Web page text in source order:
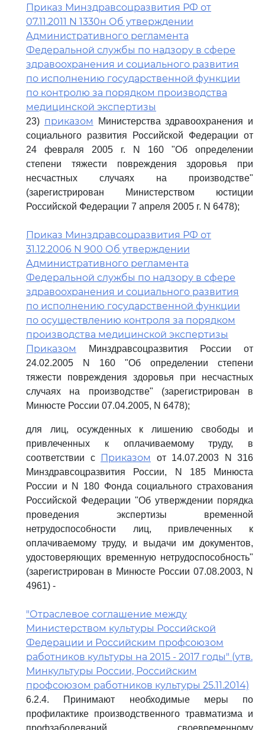
Приказ Минздравсоцразвития РФ от
07.11.2011 N 1330н Об утверждении
Административного регламента
Федеральной службы по надзору в сфере
здравоохранения и социального развития
по исполнению государственной функции
по контролю за порядком производства
медицинской экспертизы
23) приказом
Министерства здравоохранения и
социального развития Российской Федерации от
24 февраля 2005 г. N 160 "Об определении
степени тяжести повреждения здоровья при
несчастных случаях на производстве"
(зарегистрирован Министерством юстиции
Российской Федерации 7 апреля 2005 г. N 6478);
Приказ Минздравсоцразвития РФ от
31.12.2006 N 900 Об утверждении
Административного регламента
Федеральной службы по надзору в сфере
здравоохранения и социального развития
по исполнению государственной функции
по осуществлению контроля за порядком
производства медицинской экспертизы
Приказом
Минздравсоцразвития России от
24.02.2005 N 160 "Об определении степени
тяжести повреждения здоровья при несчастных
случаях на производстве" (зарегистрирован в
Минюсте России 07.04.2005, N 6478);
для лиц, осужденных к лишению свободы и
привлеченных к оплачиваемому труду, в
соответствии с
Приказом
от 14.07.2003 N 316
Минздравсоцразвития России, N 185 Минюста
России и N 180 Фонда социального страхования
Российской Федерации "Об утверждении порядка
проведения экспертизы временной
нетрудоспособности лиц, привлеченных к
оплачиваемому труду, и выдачи им документов,
удостоверяющих временную нетрудоспособность"
(зарегистрирован в Минюсте России 07.08.2003, N
4961) -
"Отраслевое соглашение между
Министерством культуры Российской
Федерации и Российским профсоюзом
работников культуры на 2015 - 2017 годы" (утв.
Минкультуры России, Российским
профсоюзом работников культуры 25.11.2014)
6.2.4. Принимают необходимые меры по
профилактике производственного травматизма и
профзаболеваний, своевременному